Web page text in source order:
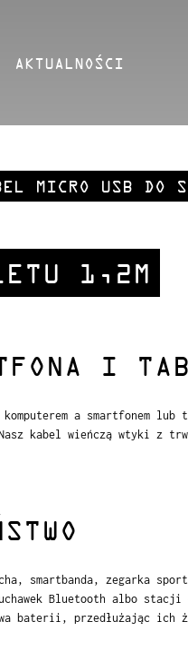
AKTUALNOŚCI
MICRO USB DO
1,2M
I
a smartfonem
kabel wieńczą wtyki z
smartbanda, zegarka
Bluetooth albo
baterii, przedłużając ich